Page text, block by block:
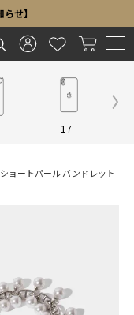
せ】
17
ショートパール バンドレット